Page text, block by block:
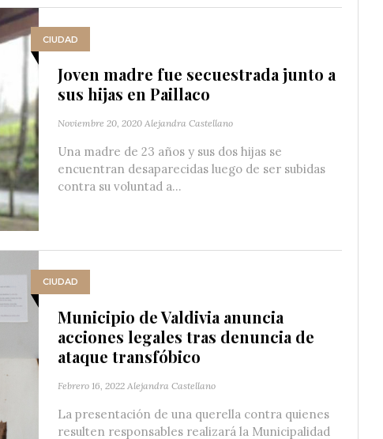
CIUDAD
Joven madre fue secuestrada junto a
sus hijas en Paillaco
Noviembre 20, 2020 Alejandra Castellano
Una madre de 23 años y sus dos hijas se
encuentran desaparecidas luego de ser subidas
contra su voluntad a...
CIUDAD
Municipio de Valdivia anuncia
acciones legales tras denuncia de
ataque transfóbico
Febrero 16, 2022 Alejandra Castellano
La presentación de una querella contra quienes
resulten responsables realizará la Municipalidad